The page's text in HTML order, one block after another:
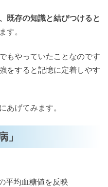
既存の知識と結びつけると
す。
もやっていたことなのです
をすると記憶に定着しやす
あげてみます。
」
均血糖値を反映